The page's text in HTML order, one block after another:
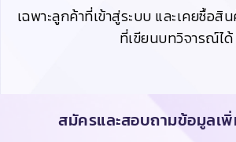
เฉพาะลูกค้าที่เข้าสู่ระบบ และเคยซื้อสิ
ที่เขียนบทวิจารณ์ได้
สมัครและสอบถามข้อมูลเ